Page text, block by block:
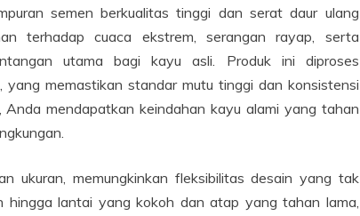
semen berkualitas tinggi dan serat daur ulang
terhadap cuaca ekstrem, serangan rayap, serta
utama bagi kayu asli. Produk ini diproses
memastikan standar mutu tinggi dan konsistensi
mendapatkan keindahan kayu alami yang tahan
ukuran, memungkinkan fleksibilitas desain yang tak
hingga lantai yang kokoh dan atap yang tahan lama,